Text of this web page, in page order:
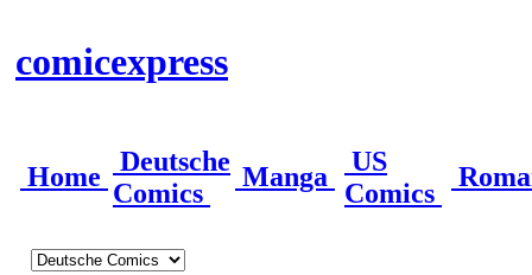
comicexpress
Home
Deutsche
Comics
Manga
US
Comics